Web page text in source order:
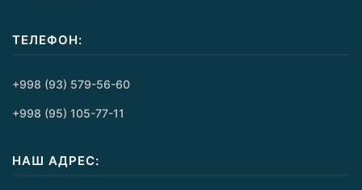
ТЕЛЕФОН:
+998 (93) 579-56-60
+998 (95) 105-77-11
НАШ АДРЕС: